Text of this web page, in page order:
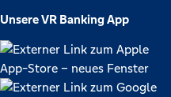
Unsere VR Banking App